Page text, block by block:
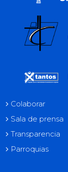
Colaborar
Sala de prensa
Transparencia
Parroquias